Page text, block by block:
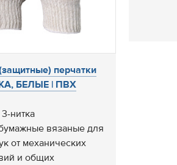
перчатки
БЕЛЫЕ | ПВХ
нитка
вязаные для
от механических
и общих